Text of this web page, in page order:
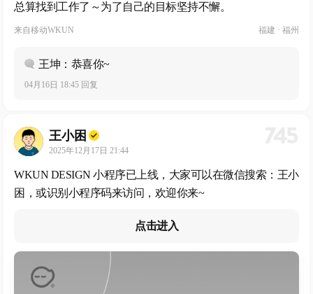
总算找到工作了～为了自己的目标坚持不懈。
来自移动WKUN 福建 · 福州
王坤：恭喜你~
04月16日 18:45 回复
王小困
2025年12月17日 21:44
WKUN DESIGN 小程序已上线，大家可以在微信搜索：王小
困，或识别小程序码来访问，欢迎你来~
点击进入